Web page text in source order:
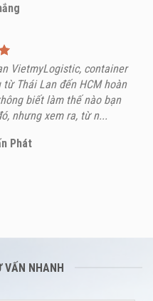
VietmyLogistic, container
từ Thái Lan đến HCM hoàn
biết làm thế nào bạn
nhưng xem ra, từ n...
Phát
VẤN NHANH